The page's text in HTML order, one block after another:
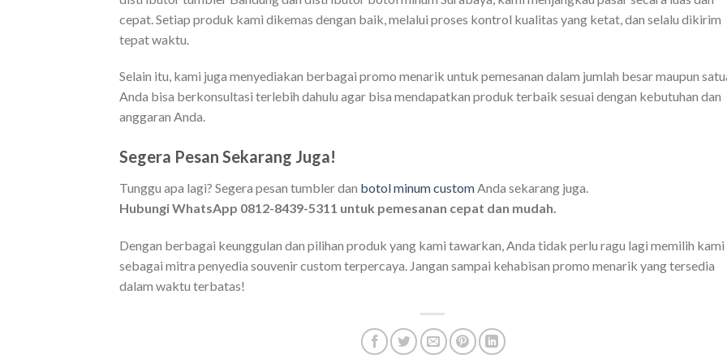
cepat. Setiap produk kami dikemas dengan baik, melalui proses kontrol kualitas yang ketat, dan selalu dikirim
tepat waktu.
Selain itu, kami juga menyediakan berbagai promo menarik untuk pemesanan dalam jumlah besar maupun
Anda bisa berkonsultasi terlebih dahulu agar bisa mendapatkan produk terbaik sesuai dengan kebutuhan dan
anggaran Anda.
Segera Pesan Sekarang Juga!
Tunggu apa lagi? Segera pesan tumbler dan botol minum customAnda sekarang juga.
Hubungi WhatsApp 0812-8439-5311 untuk pemesanan cepat dan mudah.
Dengan berbagai keunggulan dan pilihan produk yang kami tawarkan, Anda tidak perlu ragu lagi memilih kami
sebagai mitra penyedia souvenir custom terpercaya. Jangan sampai kehabisan promo menarik yang tersedia
dalam waktu terbatas!